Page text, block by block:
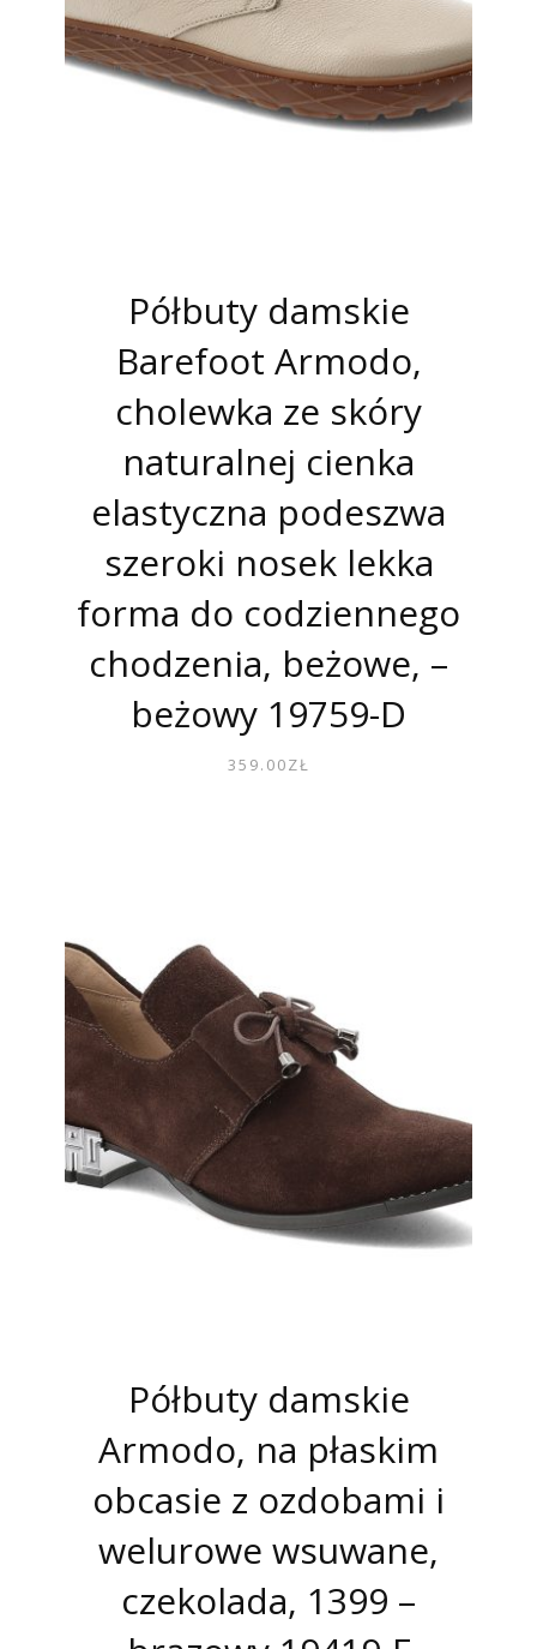
Półbuty damskie
Barefoot Armodo,
cholewka ze skóry
naturalnej cienka
elastyczna podeszwa
szeroki nosek lekka
forma do codziennego
chodzenia, beżowe, –
beżowy 19759-D
359.00ZŁ
Półbuty damskie
Armodo, na płaskim
obcasie z ozdobami i
welurowe wsuwane,
czekolada, 1399 –